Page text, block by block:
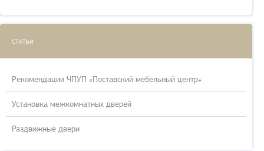
СТАТЬИ
Рекомендации ЧПУП «Поставский мебельный центр»
Установка межкомнатных дверей
Раздвижные двери